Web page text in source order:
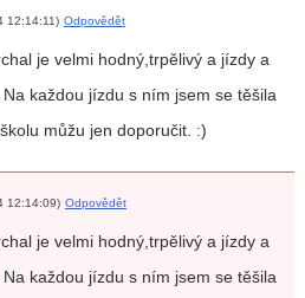
12:14:11) Odpovědět
je velmi hodný,trpělivý a jízdy a
každou jízdu s ním jsem se těšila
můžu jen doporučit. :)
12:14:09) Odpovědět
je velmi hodný,trpělivý a jízdy a
každou jízdu s ním jsem se těšila